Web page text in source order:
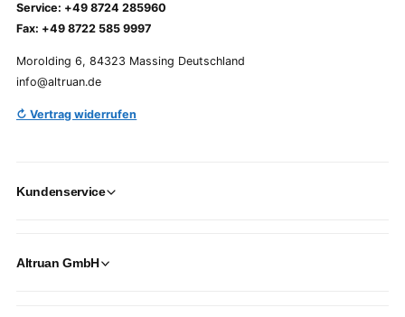
Service: +49 8724 285960
Fax: +49 8722 585 9997
Morolding 6, 84323 Massing Deutschland
info@altruan.de
↻ Vertrag widerrufen
Kundenservice
Altruan GmbH